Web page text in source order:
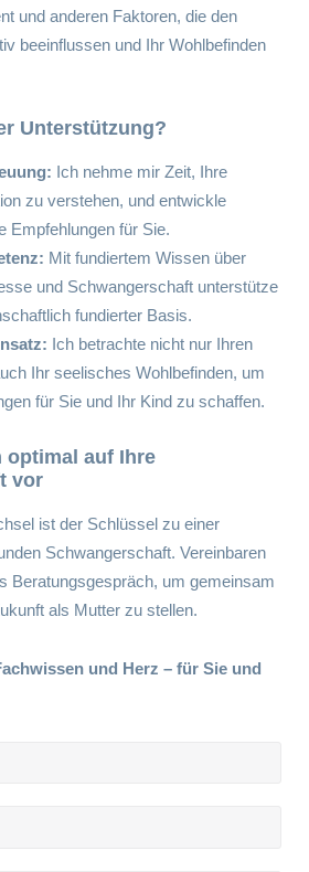
und anderen Faktoren, die den
beeinflussen und Ihr Wohlbefinden
Unterstützung?
Ich nehme mir Zeit, Ihre
zu verstehen, und entwickle
Empfehlungen für Sie.
Mit fundiertem Wissen über
und Schwangerschaft unterstütze
fundierter Basis.
Ich betrachte nicht nur Ihren
Ihr seelisches Wohlbefinden, um
für Sie und Ihr Kind zu schaffen.
optimal auf Ihre
vor
ist der Schlüssel zu einer
Schwangerschaft. Vereinbaren
Beratungsgespräch, um gemeinsam
als Mutter zu stellen.
und Herz – für Sie und